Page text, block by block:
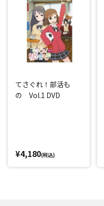
てさぐれ！部活も
の Vol.1 DVD
¥4,180(税込)